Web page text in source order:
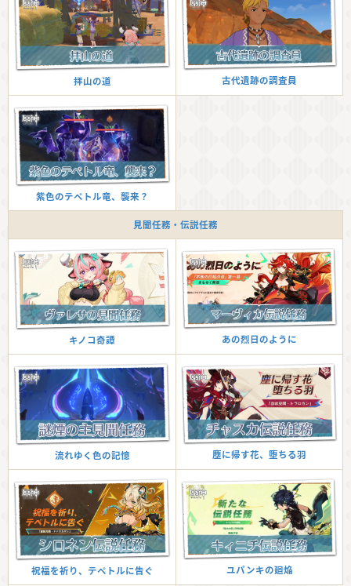
拝山の道 古代遺跡の調査員
紫色のテペトル竜、襲来？
見聞任務・伝説任務
キノコ奇譚 あの烈日のように
流れゆく色の記憶 塵に帰す花、堕ちる羽
祝福を祈り、テペトルに告ぐ ユパンキの廻焔